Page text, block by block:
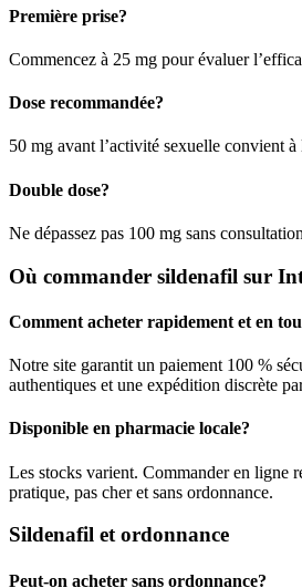
Première prise?
Commencez à 25 mg pour évaluer
Dose recommandée?
50 mg avant l’activité sexuelle convient
Double dose?
Ne dépassez pas 100 mg sans
Où commander sildenafil sur
Comment acheter rapidement et en
Notre site garantit un paiement 100 %
authentiques et une expédition discrète
Disponible en pharmacie locale?
Les stocks varient. Commander en ligne
pratique, pas cher et sans ordonnance.
Sildenafil et ordonnance
Peut-on acheter sans ordonnance?